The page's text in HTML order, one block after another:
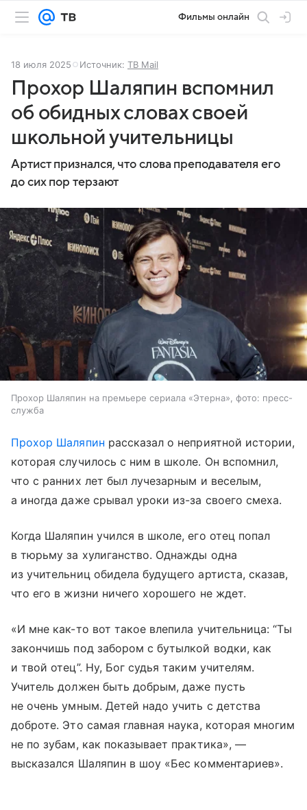
Фильмы онлайн
18 июля 2025 Источник: ТВ Mail
Прохор Шаляпин вспомнил
об обидных словах своей
школьной учительницы
Артист признался, что слова преподавателя его
до сих пор терзают
Прохор Шаляпин на премьере сериала «Этерна», фото: пресс-
служба
Прохор Шаляпин рассказал о неприятной истории,
которая случилось с ним в школе. Он вспомнил,
что с ранних лет был лучезарным и веселым,
а иногда даже срывал уроки из-за своего смеха.
Когда Шаляпин учился в школе, его отец попал
в тюрьму за хулиганство. Однажды одна
из учительниц обидела будущего артиста, сказав,
что его в жизни ничего хорошего не ждет.
«И мне как-то вот такое влепила учительница: “Ты
закончишь под забором с бутылкой водки, как
и твой отец”. Ну, Бог судья таким учителям.
Учитель должен быть добрым, даже пусть
не очень умным. Детей надо учить с детства
доброте. Это самая главная наука, которая многим
не по зубам, как показывает практика», —
высказался Шаляпин в шоу «Бес комментариев».